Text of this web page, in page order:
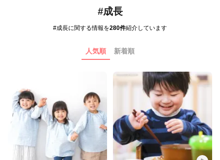
#成長
#成長に関する情報を280件紹介しています
人気順 新着順